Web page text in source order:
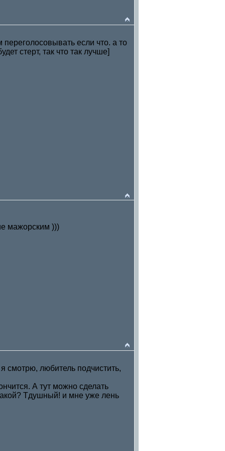
переголосовывать если что. а то
стерт, так что так лучше]
мажорским )))
смотрю, любитель подчистить,
А тут можно сделать
Тдушный! и мне уже лень